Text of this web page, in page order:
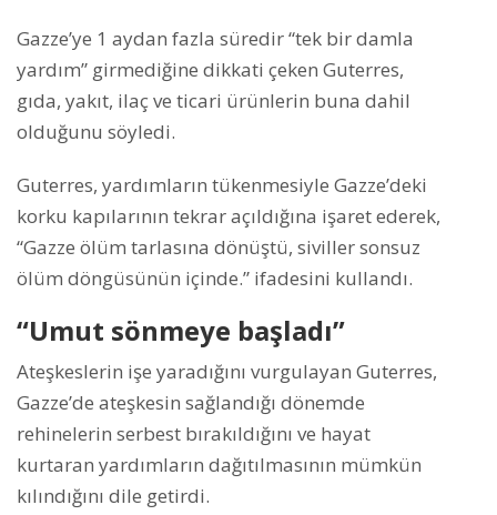
Gazze’ye 1 aydan fazla süredir “tek bir damla
yardım” girmediğine dikkati çeken Guterres,
gıda, yakıt, ilaç ve ticari ürünlerin buna dahil
olduğunu söyledi.
Guterres, yardımların tükenmesiyle Gazze’deki
korku kapılarının tekrar açıldığına işaret ederek,
“Gazze ölüm tarlasına dönüştü, siviller sonsuz
ölüm döngüsünün içinde.” ifadesini kullandı.
“Umut sönmeye başladı”
Ateşkeslerin işe yaradığını vurgulayan Guterres,
Gazze’de ateşkesin sağlandığı dönemde
rehinelerin serbest bırakıldığını ve hayat
kurtaran yardımların dağıtılmasının mümkün
kılındığını dile getirdi.